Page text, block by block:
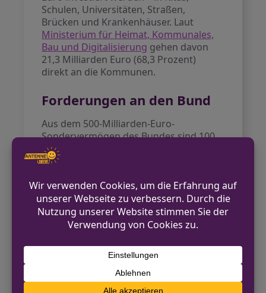
Schulen, Universitäten, Straßen,
Brücken und Krankenhäuser. Laut
Ministerium für Heimat, Kommunales,
Bau und Digitalisierung gehen davon
21,3 Milliarden Euro (68,3 Prozent)
direkt an die Kommunen.
Forderungen an den Bund
Aus dem 500-Milliarden-Euro-
Sondervermögen des Bundes sind 100
Milliarden Euro für Investitionen der
Länder und Kommunen vorgesehen.
NRW-Städte 78 Prozent dieser Mittel
erhalten müssten, um den enormen
Investitionsstau abzubauen. Die
Kommunen betonen, dass ohne diese
Infrastruktur weiter verfallen würde.
Ausblick für die Kommunen